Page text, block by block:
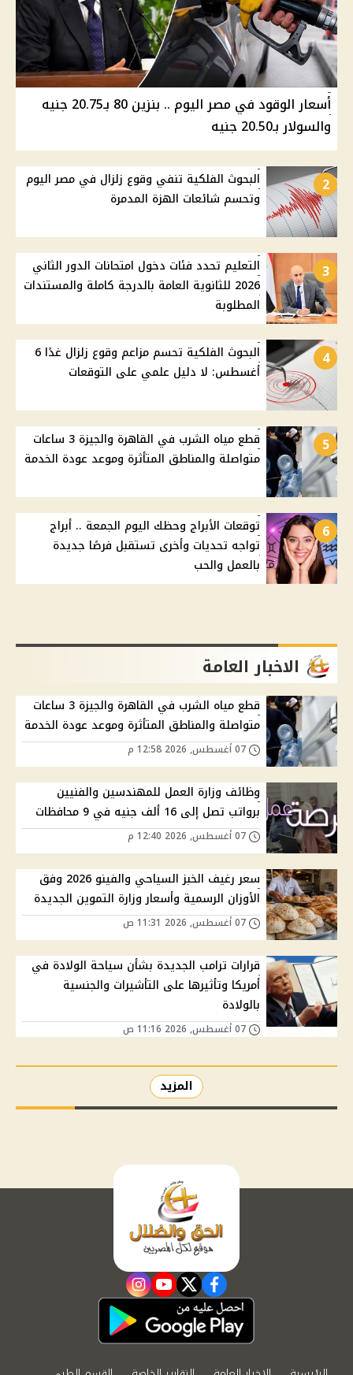
أسعار الوقود في مصر اليوم .. بنزين 80 بـ20.75 جنيه
والسولار بـ20.50 جنيه
2
البحوث الفلكية تنفي وقوع زلزال في مصر اليوم
وتحسم شائعات الهزة المدمرة
3
التعليم تحدد فئات دخول امتحانات الدور الثاني
2026 للثانوية العامة بالدرجة كاملة والمستندات
المطلوبة
4
البحوث الفلكية تحسم مزاعم وقوع زلزال غدًا 6
أغسطس: لا دليل علمي على التوقعات
5
قطع مياه الشرب في القاهرة والجيزة 3 ساعات
متواصلة والمناطق المتأثرة وموعد عودة الخدمة
6
توقعات الأبراج وحظك اليوم الجمعة .. أبراج
تواجه تحديات وأخرى تستقبل فرصًا جديدة
بالعمل والحب
الاخبار العامة
قطع مياه الشرب في القاهرة والجيزة 3 ساعات
متواصلة والمناطق المتأثرة وموعد عودة الخدمة
وظائف وزارة العمل للمهندسين والفنيين
برواتب تصل إلى 16 ألف جنيه في 9 محافظات
سعر رغيف الخبز السياحي والفينو 2026 وفق
الأوزان الرسمية وأسعار وزارة التموين الجديدة
قرارات ترامب الجديدة بشأن سياحة الولادة في
أمريكا وتأثيرها على التأشيرات والجنسية
بالولادة
المزيد
facebook
twitter
youtube
instagram